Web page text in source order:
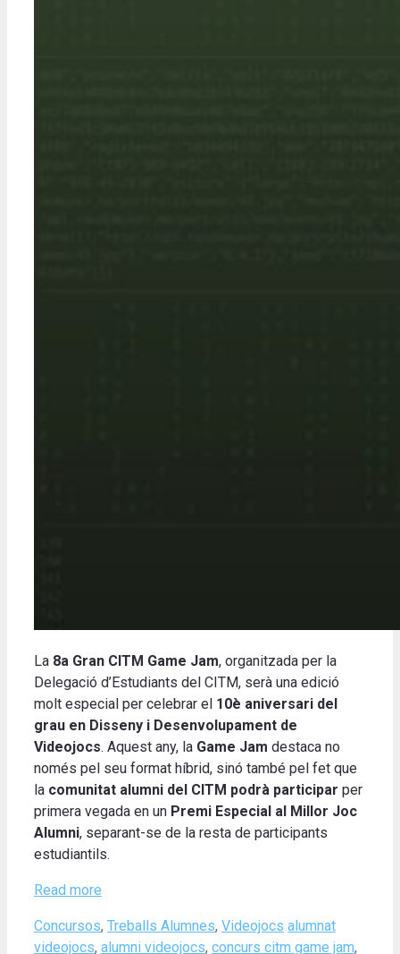
La 8a Gran CITM Game Jam, organitzada per la
Delegació d’Estudiants del CITM, serà una edició
molt especial per celebrar el 10è aniversari del
grau en Disseny i Desenvolupament de
Videojocs. Aquest any, la Game Jam destaca no
només pel seu format híbrid, sinó també pel fet que
la comunitat alumni del CITM podrà participar per
primera vegada en un Premi Especial al Millor Joc
Alumni, separant-se de la resta de participants
estudiantils.
Read more
Categories
Concursos, Treballs Alumnes, Videojocs Tags
alumnat
videojocs, alumni videojocs, concurs citm game jam,